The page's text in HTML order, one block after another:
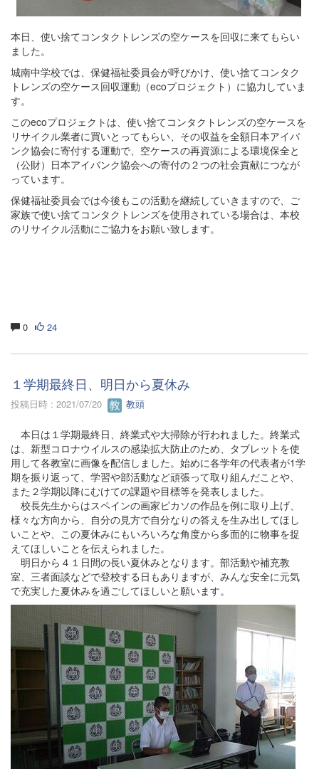
本日、使い捨てコンタクトレンズの空ケースを回収に来てもらい
ました。
城南中学校では、保健福祉委員会が呼びかけ、使い捨てコンタク
トレンズの空ケース回収運動（ecoプロジェクト）に協力していま
す。
このecoプロジェクトは、使い捨てコンタクトレンズの空ケースを
リサイクル業者に買いとってもらい、その収益を全額日本アイバ
ンク協会に寄付する運動で、空ケースの再資源による環境保全と
（公財）日本アイバンク協会への寄付の２つの社会貢献につなが
っています。
保健福祉委員会では今後もこの活動を継続していきますので、ご
家族で使い捨てコンタクトレンズを使用されている場合は、本校
のリサイクル活動にご協力をお願い致します。
0 24
１学期最終日、明日から夏休み
投稿日時 : 2021/07/20 教頭
本日は１学期最終日、終業式や大掃除が行われました。終業式
は、新型コロナウイルスの感染拡大防止のため、タブレットを使
用して各教室に画像を配信しました。始めに各学年の代表者が1学
期を振り返って、学習や部活動など頑張って取り組んだことや、
また２学期以降にむけての課題や目標等を発表しました。
校長先生からはスペインの画家ピカソの作品を例に取り上げ、
様々な方向から、自分の見方で自分なりの答えを生み出してほし
いことや、この夏休みにもいろいろな角度から多面的に物事を捉
えてほしいことを伝えられました。
明日から４１日間の長い夏休みとなります。部活動や補充教
室、三者面談などで登校する日もありますが、みんな安全に元気
で充実した夏休みを過ごしてほしいと願います。